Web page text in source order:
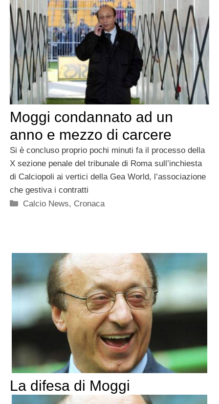
Moggi condannato ad un
anno e mezzo di carcere
Si è concluso proprio pochi minuti fa il processo della
X sezione penale del tribunale di Roma sull’inchiesta
di Calciopoli ai vertici della Gea World, l’associazione
che gestiva i contratti
Categorie
Calcio News, Cronaca
La difesa di Moggi